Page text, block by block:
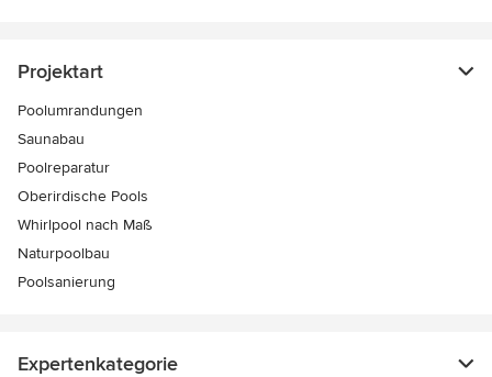
Projektart
Poolumrandungen
Saunabau
Poolreparatur
Oberirdische Pools
Whirlpool nach Maß
Naturpoolbau
Poolsanierung
Expertenkategorie